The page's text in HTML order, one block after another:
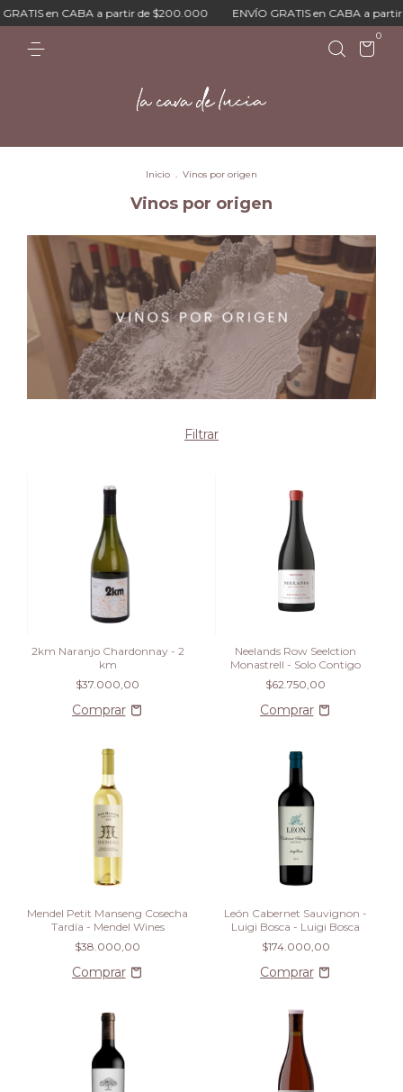
a partir de $200.000 ENVÍO GRATIS en CABA a partir de
0
Inicio . Vinos por origen
Vinos por origen
Filtrar
2km Naranjo Chardonnay - 2
km
$37.000,00
Neelands Row Seelction
Monastrell - Solo Contigo
$62.750,00
Mendel Petit Manseng Cosecha
Tardía - Mendel Wines
$38.000,00
León Cabernet Sauvignon -
Luigi Bosca - Luigi Bosca
$174.000,00